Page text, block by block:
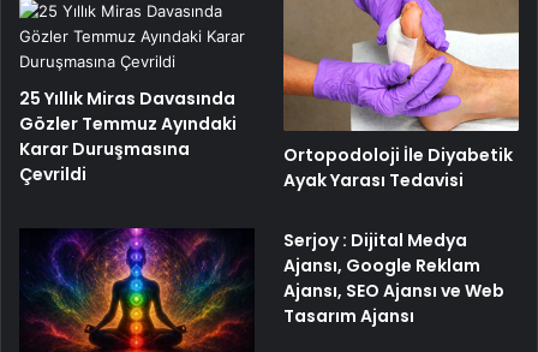
25 Yıllık Miras Davasında
Gözler Temmuz Ayındaki
Karar Duruşmasına
Çevrildi
Ortopodoloji İle Diyabetik
Ayak Yarası Tedavisi
Serjoy : Dijital Medya
Ajansı, Google Reklam
Ajansı, SEO Ajansı ve Web
Tasarım Ajansı